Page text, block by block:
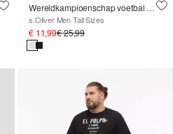
Wereldkampioenschap voetbal T-shirt
s.Oliver Men Tall Sizes
€ 11,99€ 25,99